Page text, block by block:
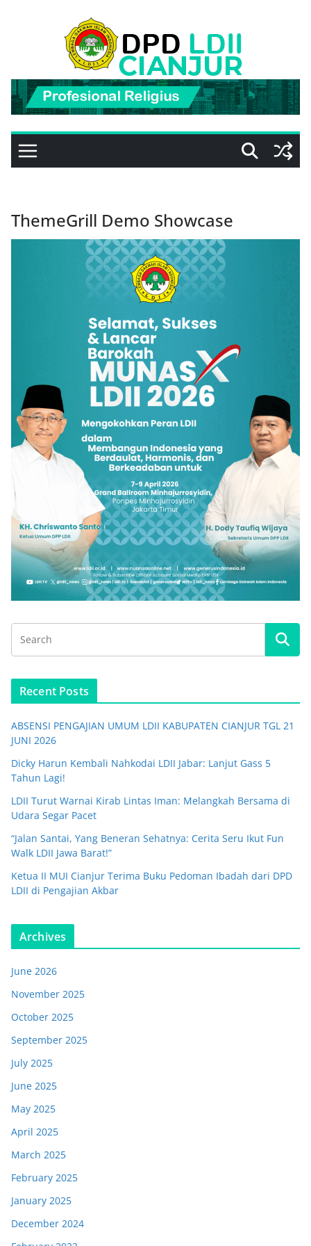
ThemeGrill Demo Showcase
Recent Posts
ABSENSI PENGAJIAN UMUM LDII KABUPATEN CIANJUR TGL 21
JUNI 2026
Dicky Harun Kembali Nahkodai LDII Jabar: Lanjut Gass 5
Tahun Lagi!
LDII Turut Warnai Kirab Lintas Iman: Melangkah Bersama di
Udara Segar Pacet
“Jalan Santai, Yang Beneran Sehatnya: Cerita Seru Ikut Fun
Walk LDII Jawa Barat!”
Ketua II MUI Cianjur Terima Buku Pedoman Ibadah dari DPD
LDII di Pengajian Akbar
Archives
June 2026
November 2025
October 2025
September 2025
July 2025
June 2025
May 2025
April 2025
March 2025
February 2025
January 2025
December 2024